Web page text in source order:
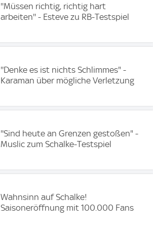
''Müssen richtig, richtig hart
arbeiten'' - Esteve zu RB-Testspiel
''Denke es ist nichts Schlimmes" -
Karaman über mögliche Verletzung
''Sind heute an Grenzen gestoßen" -
Muslic zum Schalke-Testspiel
Wahnsinn auf Schalke!
Saisoneröffnung mit 100.000 Fans